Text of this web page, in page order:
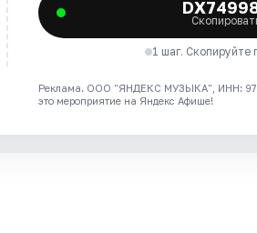
1 шаг. Скопируйте
Реклама. ООО "ЯНДЕКС МУЗЫКА", ИНН:
это мероприятие на Яндекс Афише!